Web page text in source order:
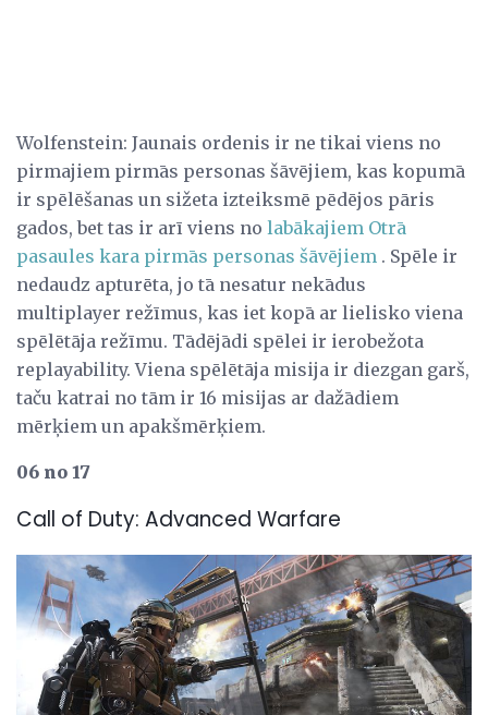
Wolfenstein: Jaunais ordenis ir ne tikai viens no
pirmajiem pirmās personas šāvējiem, kas kopumā
ir spēlēšanas un sižeta izteiksmē pēdējos pāris
gados, bet tas ir arī viens no labākajiem Otrā
pasaules kara pirmās personas šāvējiem . Spēle ir
nedaudz apturēta, jo tā nesatur nekādus
multiplayer režīmus, kas iet kopā ar lielisko viena
spēlētāja režīmu. Tādējādi spēlei ir ierobežota
replayability. Viena spēlētāja misija ir diezgan garš,
taču katrai no tām ir 16 misijas ar dažādiem
mērķiem un apakšmērķiem.
06 no 17
Call of Duty: Advanced Warfare